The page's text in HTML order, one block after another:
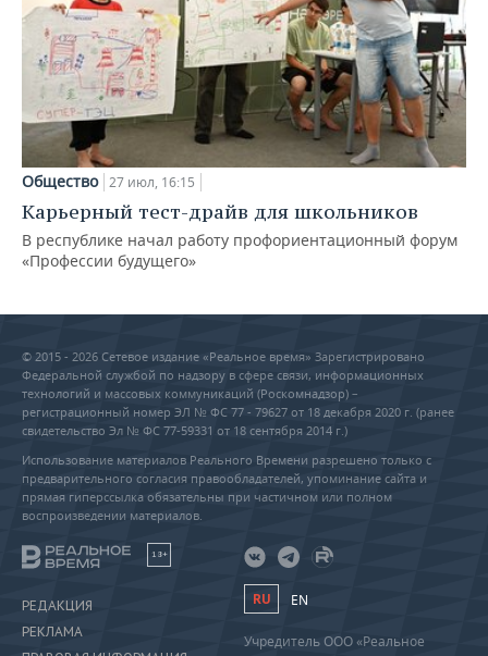
Общество 27 июл, 16:15
Карьерный тест-драйв для школьников
В республике начал работу профориентационный форум
«Профессии будущего»
© 2015 - 2026 Сетевое издание «Реальное время» Зарегистрировано
Федеральной службой по надзору в сфере связи, информационных
технологий и массовых коммуникаций (Роскомнадзор) –
регистрационный номер ЭЛ № ФС 77 - 79627 от 18 декабря 2020 г. (ранее
свидетельство Эл № ФС 77-59331 от 18 сентября 2014 г.)
Использование материалов Реального Времени разрешено только с
предварительного согласия правообладателей, упоминание сайта и
прямая гиперссылка обязательны при частичном или полном
воспроизведении материалов.
18+
РЕДАКЦИЯ
РЕКЛАМА
RU EN
Учредитель ООО «Реальное